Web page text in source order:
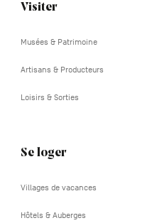
Navigation
Visiter
Musées & Patrimoine
Artisans & Producteurs
Loisirs & Sorties
Se loger
Villages de vacances
Hôtels & Auberges